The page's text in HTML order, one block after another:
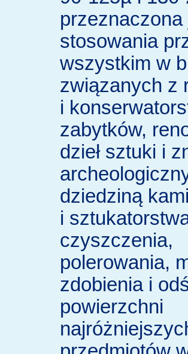
przeznaczona
stosowania
wszystkim w
związanych z
i
zabytków,
dzieł sztuki i
dziedziną
i
czyszczenia,
polerowania,
zdobienia i
powierzchni